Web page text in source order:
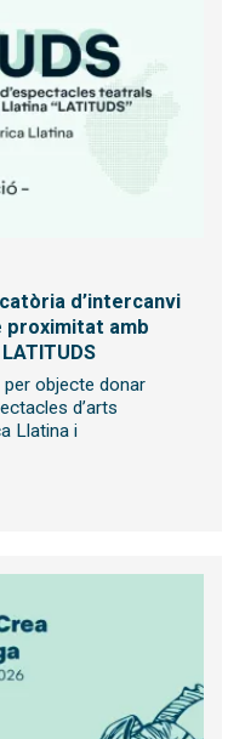
d’intercanvi
proximitat amb
objecte donar
d’arts
Llatina i